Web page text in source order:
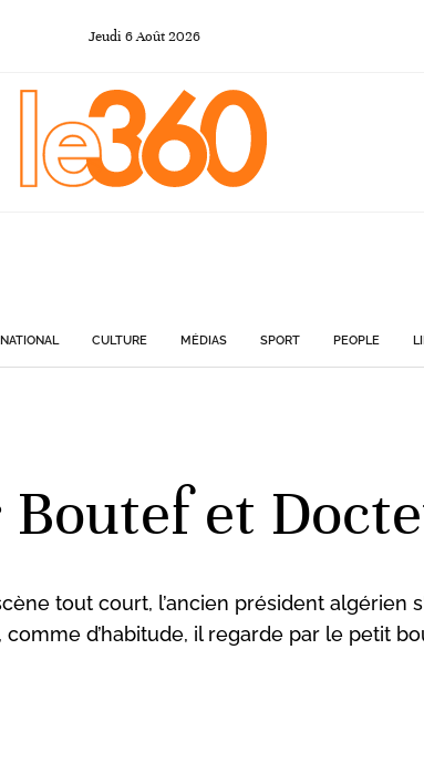
Jeudi 6Août 2026
CULTURE MÉDIAS SPORT PEOPLE
et
tout court, l’ancien président algérien
d’habitude, il regarde par le petit